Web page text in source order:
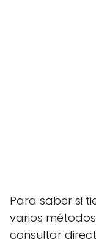
Para saber si
varios
consultar